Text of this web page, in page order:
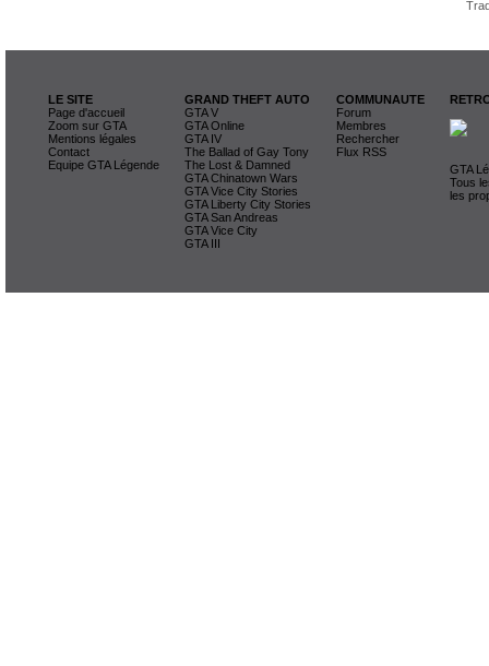
LE SITE
Page d'accueil
Zoom sur GTA
Mentions légales
Contact
Equipe GTA Légende
GRAND THEFT AUTO
GTA V
GTA Online
GTA IV
The Ballad of Gay Tony
The Lost & Damned
GTA Chinatown Wars
GTA Vice City Stories
GTA Liberty City Stories
GTA San Andreas
GTA Vice City
GTA III
COMMUNAUTE
Forum
Membres
Rechercher
Flux RSS
GTA
Tous
les